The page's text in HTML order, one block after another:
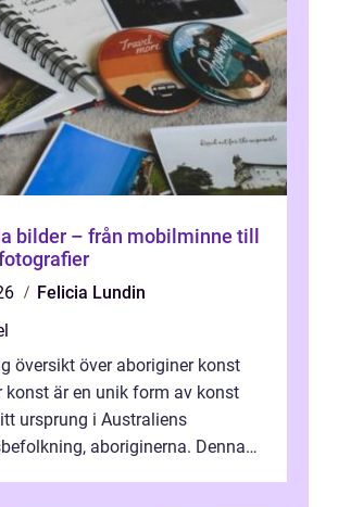
bilder – från mobilminne till
Felicia Lundin
översikt över aboriginer konst
konst är en unik form av konst
ursprung i Australiens
aboriginerna. Denna